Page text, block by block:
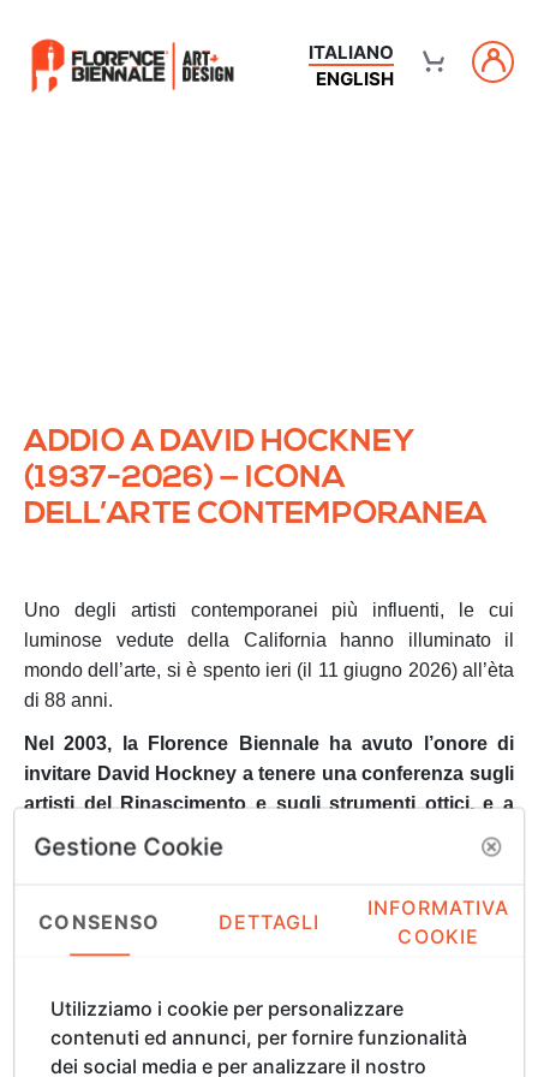
ITALIANO
ENGLISH
ADDIO A DAVID HOCKNEY
(1937-2026) — ICONA
DELL’ARTE CONTEMPORANEA
Uno degli artisti contemporanei più influenti, le cui
luminose vedute della California hanno illuminato il
mondo dell’arte, si è spento ieri (il 11 giugno 2026) all’èta
di 88 anni.
Nel 2003, la Florence Biennale ha avuto l’onore di
invitare David Hockney a tenere una conferenza sugli
artisti del Rinascimento e sugli strumenti ottici, e a
ricevere il Premio Internazionale “Lorenzo il
La constante ricerca di innovazione che ha caratterizzato
il suo percorso artistico ha mantenuto la sua opera in un
Attraverso i suoi dipinti, momenti ordinari della vita
quotidiana si sono trasformati in vibranti celebrazioni
della luce, del colore e del movimento, capaci di
Gestione Cookie
CONSENSO DETTAGLI
INFORMATIVA
COOKIE
Utilizziamo i cookie per personalizzare
contenuti ed annunci, per fornire funzionalità
dei social media e per analizzare il nostro